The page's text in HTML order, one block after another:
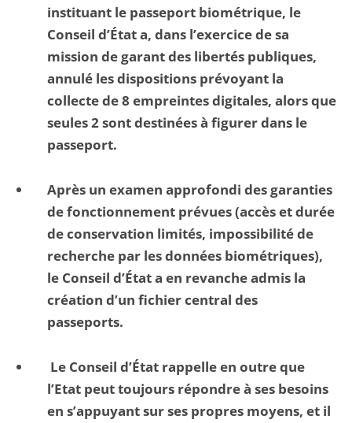
instituant le passeport biométrique, le
Conseil d’État a, dans l’exercice de sa
mission de garant des libertés publiques,
annulé les dispositions prévoyant la
collecte de 8 empreintes digitales, alors que
seules 2 sont destinées à figurer dans le
passeport.
Après un examen approfondi des garanties
de fonctionnement prévues (accès et durée
de conservation limités, impossibilité de
recherche par les données biométriques),
le Conseil d’État a en revanche admis la
création d’un fichier central des
passeports.
Le Conseil d’État rappelle en outre que
l’Etat peut toujours répondre à ses besoins
en s’appuyant sur ses propres moyens, et il